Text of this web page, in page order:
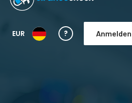
EUR ? Anmelden